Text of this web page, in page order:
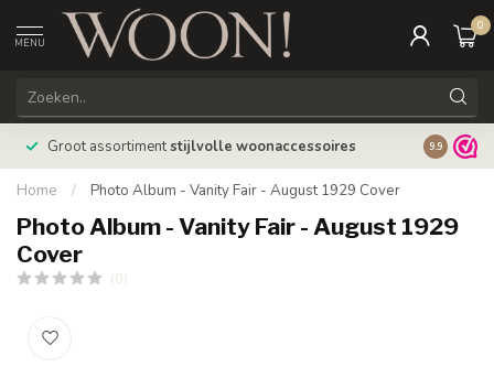
MENU
0
Groot assortimentstijlvolle woonaccessoires 9.9
Home / Photo Album - Vanity Fair - August 1929 Cover
Photo Album - Vanity Fair - August 1929
Cover
(0)